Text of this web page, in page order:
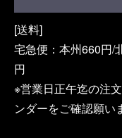
[送料]
宅急便：本州660円/
円
※営業日正午迄の注
ンダーをご確認願い